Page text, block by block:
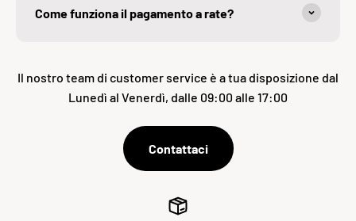
Come funziona il pagamento a rate?
Il nostro team di customer service è a tua disposizione dal
Lunedì al Venerdì, dalle 09:00 alle 17:00
Contattaci